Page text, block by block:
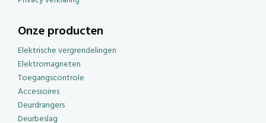
Onze producten
Elektrische vergrendelingen
Elektromagneten
Toegangscontrole
Accessoires
Deurdrangers
Deurbeslag